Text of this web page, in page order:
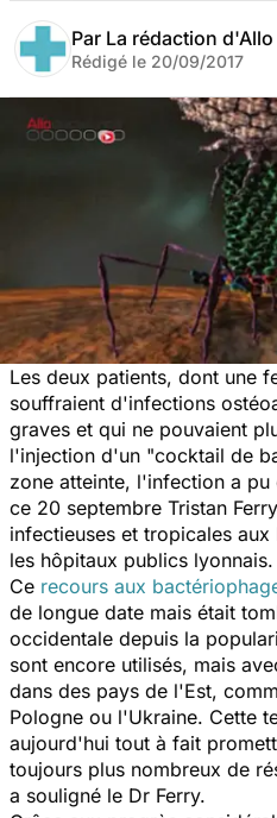
Par La rédaction
Rédigé le 20/09/2017
Les deux patients, dont une
souffraient d'infections
graves et qui ne pouvaient
l'injection d'un "cocktail de
zone atteinte, l'infection a
ce 20 septembre Tristan
infectieuses et tropicales
les hôpitaux publics lyonnais.
Ce recours aux
de longue date mais était
occidentale depuis la
sont encore utilisés, mais
dans des pays de l'Est,
Pologne ou l'Ukraine. Cette
aujourd'hui tout à fait
toujours plus nombreux de
a souligné le Dr Ferry.